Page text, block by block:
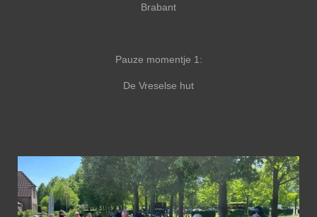
Brabant
Pauze momentje 1:
De Vreselse hut